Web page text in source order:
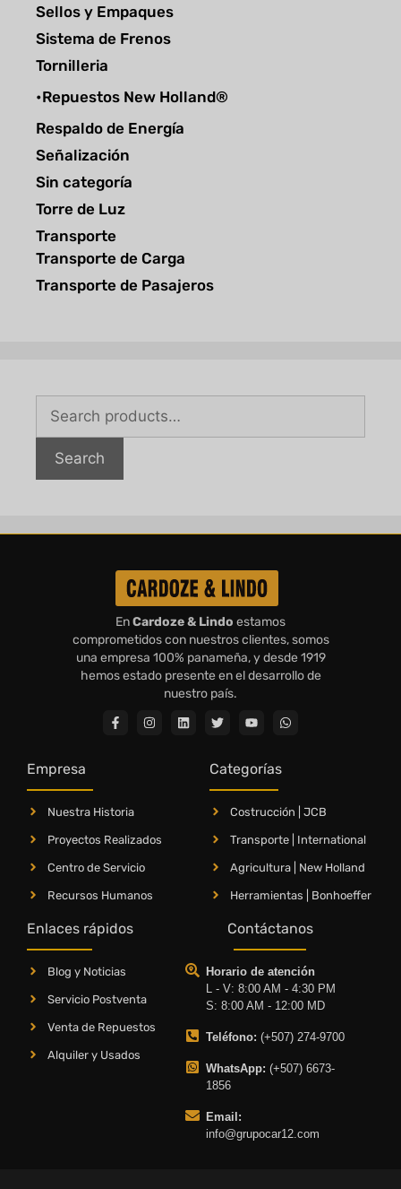
Sellos y Empaques
Sistema de Frenos
Tornilleria
•Repuestos New Holland®
Respaldo de Energía
Señalización
Sin categoría
Torre de Luz
Transporte
Transporte de Carga
Transporte de Pasajeros
Search
EnCardoze & Lindo estamos
comprometidos con nuestros clientes, somos
una empresa 100% panameña, y desde 1919
hemos estado presente en el desarrollo de
nuestro país.
Empresa
Nuestra Historia
Proyectos Realizados
Centro de Servicio
Recursos Humanos
Categorías
Costrucción | JCB
Transporte | International
Agricultura | New Holland
Herramientas | Bonhoeffer
Enlaces rápidos
Blog y Noticias
Servicio Postventa
Venta de Repuestos
Alquiler y Usados
Contáctanos
Horario de atención
L - V: 8:00 AM - 4:30 PM
S: 8:00 AM - 12:00 MD
Teléfono: (+507) 274-9700
WhatsApp: (+507) 6673-
1856
Email:
info@grupocar12.com